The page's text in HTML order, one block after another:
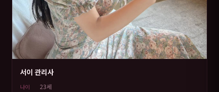
서이 관리사
나이 23세